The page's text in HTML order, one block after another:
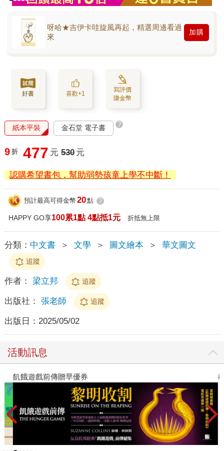
呀哈★吉伊卡哇旋風再起，精選周邊看過
來
加購
好書 喜歡+1
寫評價
賺金幣
紙本平裝 金石堂 電子書 ?
9 折 477 元 530 元
認購希望書包，幫助弱勢孩童上學不中斷！
預計最高可得金幣 20點 ?
HAPPY GO享100累1點 4點抵1元 折抵無上限
分類： 中文書 ＞ 文學 ＞ 圖文繪本 ＞ 華文圖文
追蹤
作者： 梁立邦 追蹤
出版社： 張老師 追蹤
出版日： 2025/05/02
活動訊息
飢餓遊戲前傳贈早優券